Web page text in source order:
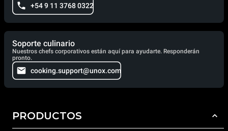
+54 9 11 3768 0322
Soporte culinario
Nuestros chefs corporativos están aquí para ayudarte. Responderán
pronto.
cooking.support@unox.com
PRODUCTOS